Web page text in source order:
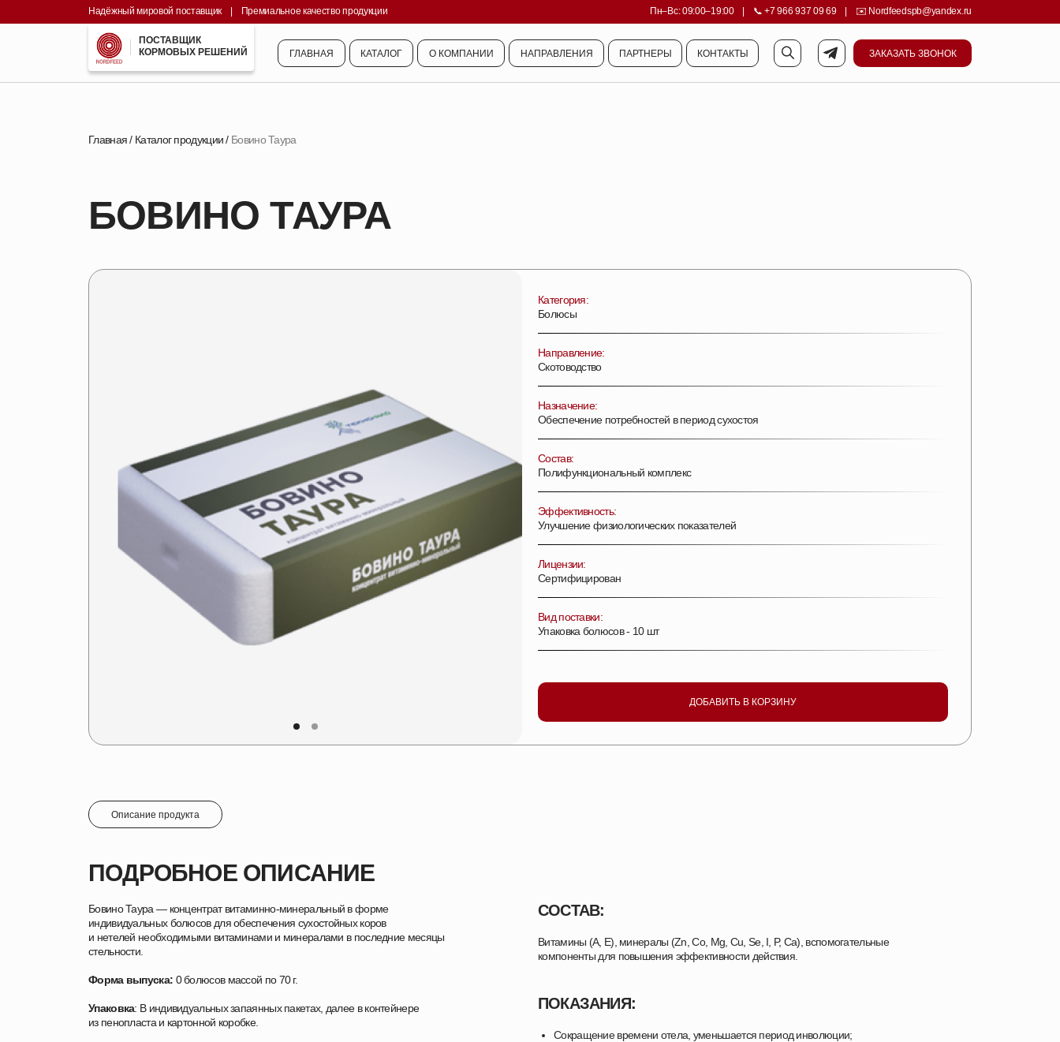
Пн–Вс: 09:00–19:00|||| 📞+7 966 937 09 69 ✉️ Nordfeedspb@yandex.ru
Надёжный мировой поставщик
Премиальное качество продукции
ПОСТАВЩИК
КОРМОВЫХ РЕШЕНИЙ
ГЛАВНАЯ КАТАЛОГ О КОМПАНИИ НАПРАВЛЕНИЯ ПАРТНЕРЫ КОНТАКТЫ ЗАКАЗАТЬ ЗВОНОК
Главная/ Каталог продукции/Бовино Таура
БОВИНО ТАУРА
ДОБАВИТЬ В КОРЗИНУ
Категория:
Болюсы
Направление:
Скотоводство
Назначение:
Обеспечение потребностей в период сухостоя
Состав:
Полифункциональный комплекс
Эффективность:
Улучшение физиологических показателей
Лицензии:
Сертифицирован
Вид поставки:
Упаковка болюсов - 10 шт
Бовино Таура — концентрат витаминно-минеральный в форме
индивидуальных болюсов для обеспечения сухостойных коров
и нетелей необходимыми витаминами и минералами в последние месяцы
стельности.
Форма выпуска: 0 болюсов массой по 70 г.
Упаковка: В индивидуальных запаянных пакетах, далее в контейнере
из пенопласта и картонной коробке.
ПОДРОБНОЕ ОПИСАНИЕ
Витамины (А, Е), минералы (Zn, Co, Mg, Cu, Se, I, P, Ca), вспомогательные
компоненты для повышения эффективности действия.
СОСТАВ:
Сокращение времени отела, уменьшается период инволюции;
ПОКАЗАНИЯ:
Описание продукта